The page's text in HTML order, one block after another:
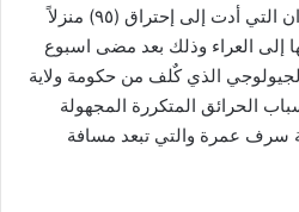
شرق الولاية اشتعال تلك النيران التي أدت إلى إحتراق (٩٥) منزلاً
إلى العراء وذلك بعد مضى اسبوع
الذي كٌلف من حكومة ولاية
الحرائق المتكررة المجهولة
سرف عمرة والتي تبعد مسافة